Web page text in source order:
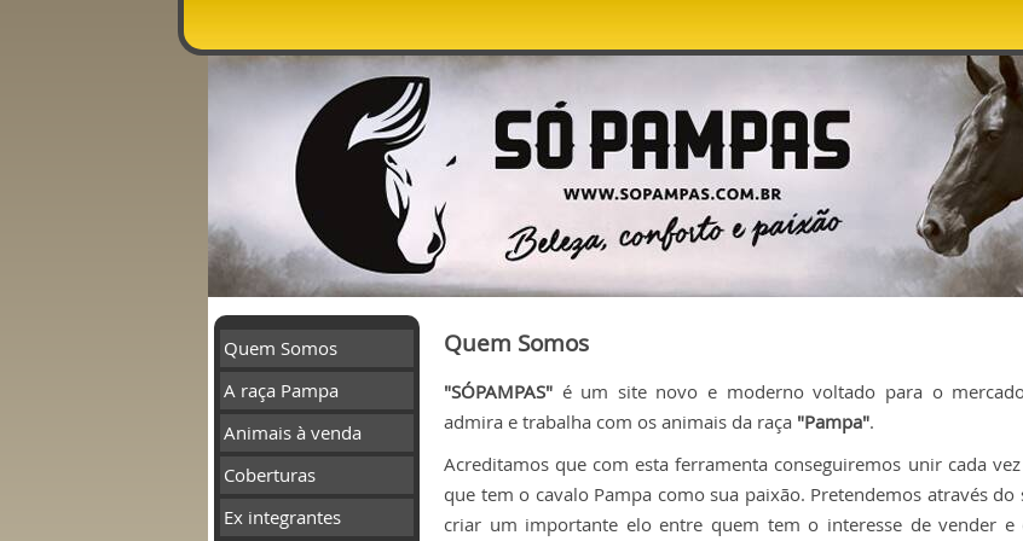
Quem Somos
A raça Pampa
Animais à venda
Coberturas
Ex integrantes
Quem Somos
"SÓPAMPAS" é um site novo e moderno voltado para o
admira e trabalha com os animais da raça "Pampa".
Acreditamos que com esta ferramenta conseguiremos unir cada
que tem o cavalo Pampa como sua paixão. Pretendemos através do
criar um importante elo entre quem tem o interesse de vender e